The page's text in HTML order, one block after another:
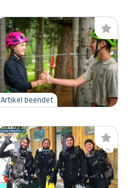
Artikel beendet